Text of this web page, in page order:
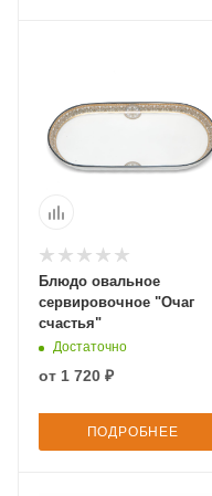
Блюдо овальное
сервировочное "Очаг
счастья"
Достаточно
от 1 720 ₽
ПОДРОБНЕЕ